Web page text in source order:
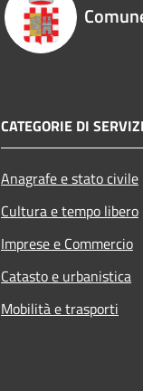
CATEGORIE DI
Anagrafe e stato civile
Cultura e tempo libero
Imprese e Commercio
Catasto e urbanistica
Mobilità e trasporti